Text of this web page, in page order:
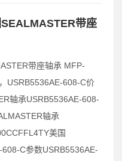
带座
带座轴承 MFP-
USRB5536AE-608-C价
轴承USRB5536AE-608-
轴承
美国
C参数USRB5536AE-